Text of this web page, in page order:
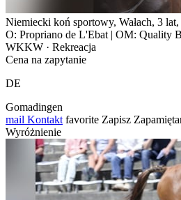
Niemiecki koń sportowy, Wałach, 3
O: Propriano de L'Ebat | OM: Quality
WKKW · Rekreacja
Cena na zapytanie
DE
Gomadingen
mail Kontakt favorite Zapisz
Wyróżnienie